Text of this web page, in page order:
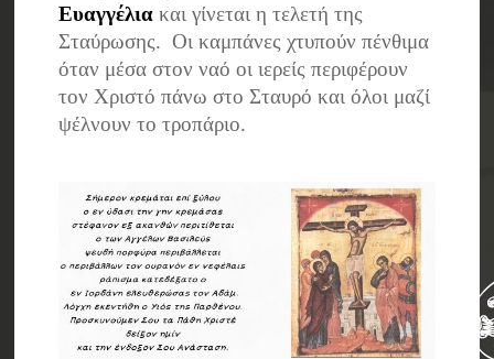
Ευαγγέλια και γίνεται η τελετή της
Σταύρωσης. Οι καμπάνες χτυπούν πένθιμα
όταν μέσα στον ναό οι ιερείς περιφέρουν
τον Χριστό πάνω στο Σταυρό και όλοι μαζί
ψέλνουν το τροπάριο.